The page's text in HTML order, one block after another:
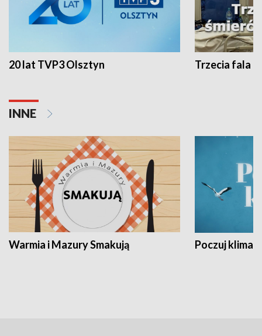
20 lat TVP3 Olsztyn Trzecia fala -
INNE
Warmia i Mazury Smakują Poczuj klimat